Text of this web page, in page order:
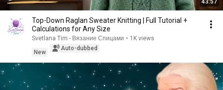
43:57
Top-Down Raglan Sweater Knitting | Full Tutorial +
Calculations for Any Size
Svetlana Tim - Вязание Спицами • 1K views
New
Auto-dubbed